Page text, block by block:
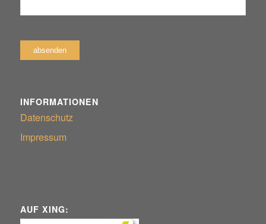
INFORMATIONEN
Datenschutz
Impressum
AUF XING: